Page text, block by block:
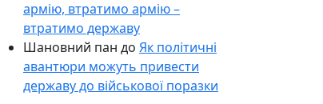
армію, втратимо армію –
втратимо державу
Шановний пан до Як політичні
авантюри можуть привести
державу до військової поразки